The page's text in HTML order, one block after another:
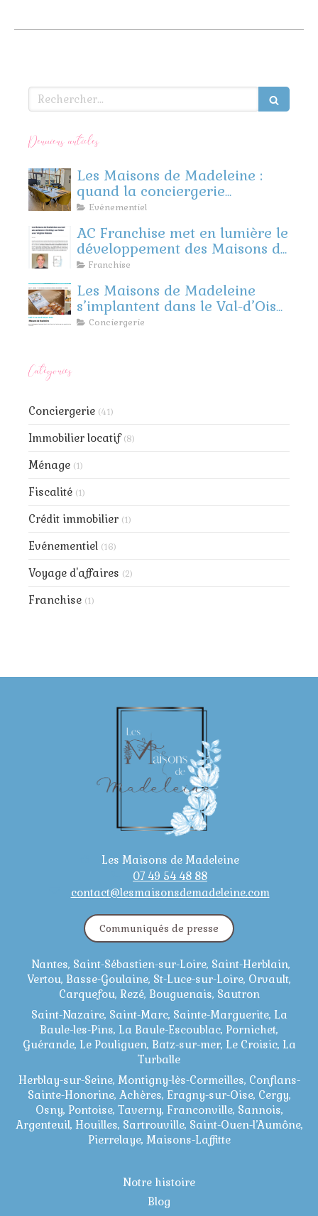
Rechercher
Derniers articles
Les Maisons de Madeleine :
quand la conciergerie
rencontre l’événementiel
Evénementiel
AC Franchise met en lumière le
développement des Maisons de
Madeleine
Franchise
Les Maisons de Madeleine
s’implantent dans le Val-d’Oise
et les Yvelines !
Conciergerie
Catégories
Conciergerie (41)
Immobilier locatif (8)
Ménage (1)
Fiscalité (1)
Crédit immobilier (1)
Evénementiel (16)
Voyage d'affaires (2)
Franchise (1)
Les Maisons de Madeleine
07 49 54 48 88
contact@lesmaisonsdemadeleine.com
Communiqués de presse
Nantes, Saint-Sébastien-sur-Loire, Saint-Herblain,
Vertou, Basse-Goulaine, St-Luce-sur-Loire, Orvault,
Carquefou, Rezé, Bouguenais, Sautron
Saint-Nazaire, Saint-Marc, Sainte-Marguerite, La
Baule-les-Pins, La Baule-Escoublac, Pornichet,
Guérande, Le Pouliguen, Batz-sur-mer, Le Croisic, La
Turballe
Herblay-sur-Seine, Montigny-lès-Cormeilles, Conflans-
Sainte-Honorine, Achères, Eragny-sur-Oise, Cergy,
Osny, Pontoise, Taverny, Franconville, Sannois,
Argenteuil, Houilles, Sartrouville, Saint-Ouen-l’Aumône,
Pierrelaye, Maisons-Laffitte
Notre histoire
Blog